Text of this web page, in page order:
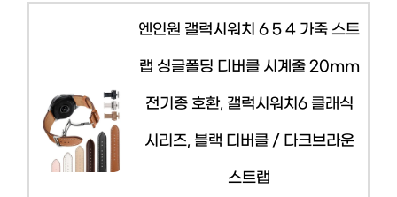
엔인원 갤럭시워치 6 5 4 가죽 스트
랩 싱글폴딩 디버클 시계줄 20mm
전기종 호환, 갤럭시워치6 클래식
시리즈, 블랙 디버클 / 다크브라운
스트랩